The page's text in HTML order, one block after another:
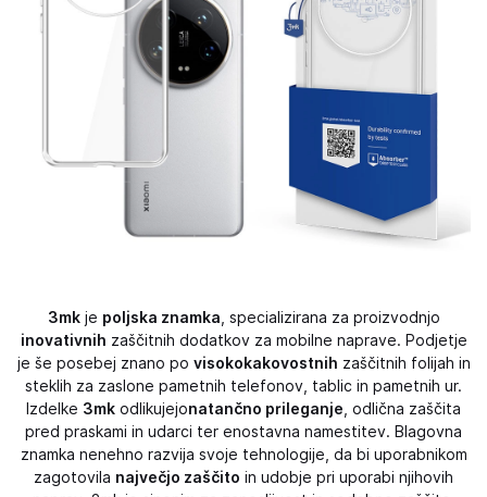
3mkje poljska znamka , specializirana za proizvodnjo
inovativnih zaščitnih dodatkov za mobilne naprave. Podjetje
je še posebej znano po visokokakovostnih zaščitnih folijah in
steklih za zaslone pametnih telefonov, tablic in pametnih ur.
Izdelke 3mk odlikujejonatančno prileganje , odlična zaščita
pred praskami in udarci ter enostavna namestitev. Blagovna
znamka nenehno razvija svoje tehnologije, da bi uporabnikom
zagotovila največjo zaščito in udobje pri uporabi njihovih